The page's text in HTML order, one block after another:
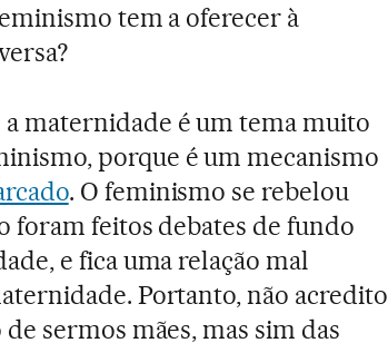
tem a oferecer à
maternidade é um tema muito
porque é um mecanismo
. O feminismo se rebelou
foram feitos debates de fundo
e fica uma relação mal
Portanto, não acredito
sermos mães, mas sim das